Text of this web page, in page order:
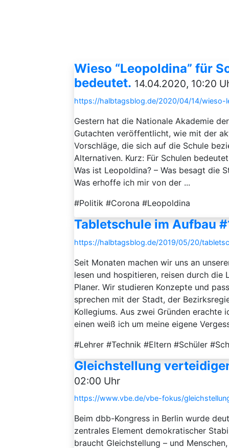
Wieso “Leopoldina” für
bedeutet. 14.04.2020, 10:20
https://halbtagsblog.de/2020/04/14/wieso-
Gestern hat die Nationale Akademie
Gutachten veröffentlicht, wie mit der
Vorschläge, die sich auf die Schule
Alternativen. Kurz: Für Schulen
Was ist Leopoldina? – Was besagt die
Was erhoffe ich mir von der ...
#Politik #Corona #Leopoldina
Tabletschule im Aufbau
https://halbtagsblog.de/2019/05/20/
Seit Monaten machen wir uns an
lesen und hospitieren, reisen durch die
Planer. Wir studieren Konzepte und
sprechen mit der Stadt, der
Kollegiums. Aus zwei Gründen erachte
einen weiß ich um meine eigene
#Lehrer #Technik #Eltern #Schüler
Gleichstellung
02:00 Uhr
https://www.vbe.de/vbe-fokus/
Beim dbb-Kongress in Berlin wurde
zentrales Element demokratischer
braucht Gleichstellung – und